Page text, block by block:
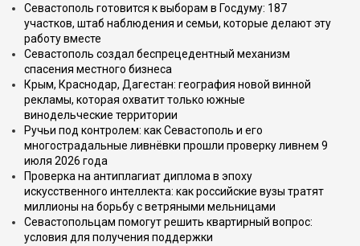
Севастополь готовится к выборам в Госдуму: 187
участков, штаб наблюдения и семьи, которые делают эту
работу вместе
Севастополь создал беспрецедентный механизм
спасения местного бизнеса
Крым, Краснодар, Дагестан: география новой винной
рекламы, которая охватит только южные
винодельческие территории
Ручьи под контролем: как Севастополь и его
многострадальные ливнёвки прошли проверку ливнем 9
июля 2026 года
Проверка на антиплагиат диплома в эпоху
искусственного интеллекта: как российские вузы тратят
миллионы на борьбу с ветряными мельницами
Севастопольцам помогут решить квартирный вопрос:
условия для получения поддержки